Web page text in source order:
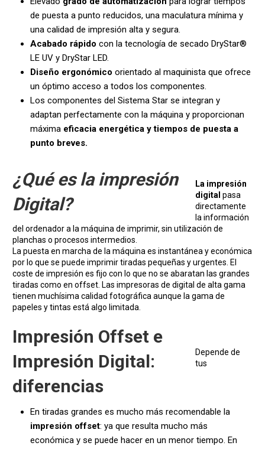
de puesta a punto reducidos, una maculatura mínima y
una calidad de impresión alta y segura.
Acabado rápido con la tecnología de secado DryStar®
LE UV y DryStar LED.
Diseño ergonómico orientado al maquinista que ofrece
un óptimo acceso a todos los componentes.
Los componentes del Sistema Star se integran y
adaptan perfectamente con la máquina y proporcionan
máxima eficacia energética y tiempos de puesta a
punto breves.
¿Qué es la impresión
Digital?
La impresión
digital pasa
directamente
la información
del ordenador a la máquina de imprimir, sin utilización de
planchas o procesos intermedios.
La puesta en marcha de la máquina es instantánea y económica
por lo que se puede imprimir tiradas pequeñas y urgentes. El
coste de impresión es fijo con lo que no se abaratan las grandes
tiradas como en offset. Las impresoras de digital de alta gama
tienen muchísima calidad fotográfica aunque la gama de
papeles y tintas está algo limitada.
Impresión Offset e
Impresión Digital:
diferencias
En tiradas grandes es mucho más recomendable la
impresión offset: ya que resulta mucho más
económica y se puede hacer en un menor tiempo. En
Depende de
tus